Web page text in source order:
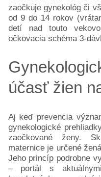
zaočkuje gynekológ či
od 9 do 14 rokov
detí nad touto
očkovacia schéma 3-
účasť žien
Aj keď prevencia
gynekologické
zaočkované ženy.
maternice je určené
Jeho princíp podrobne
– portál s